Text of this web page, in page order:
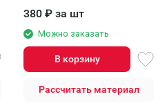
380 ₽ за шт
Можно заказать
В корзину
Рассчитать материал